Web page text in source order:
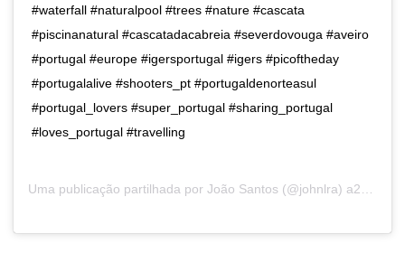
#waterfall #naturalpool #trees #nature #cascata
#piscinanatural #cascatadacabreia #severdovouga #aveiro
#portugal #europe #igersportugal #igers #picoftheday
#portugalalive #shooters_pt #portugaldenorteasul
#portugal_lovers #super_portugal #sharing_portugal
#loves_portugal #travelling
Uma publicação partilhada por João Santos (@johnlra) a25 de Set, 2018 às 2:15 PDT